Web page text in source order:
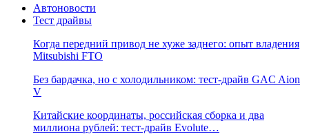
Автоновости
Тест драйвы
Когда передний привод не хуже заднего: опыт владения
Mitsubishi FTO
Без бардачка, но с холодильником: тест-драйв GAC Aion
V
Китайские координаты, российская сборка и два
миллиона рублей: тест-драйв Evolute…